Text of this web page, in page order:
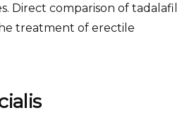
Direct comparison of tadalafil
treatment of erectile